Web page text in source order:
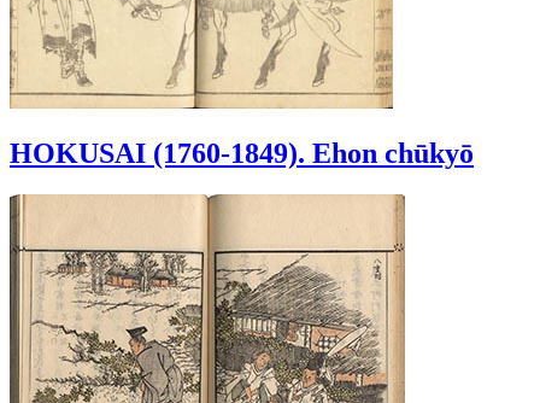
HOKUSAI (1760-1849). Ehon chūkyō